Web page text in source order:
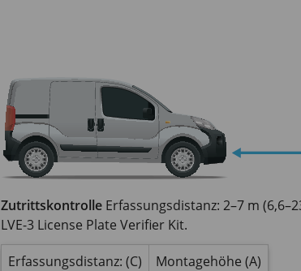
Zutrittskontrolle Erfassungsdistanz: 2–7 m
LVE-3 License Plate Verifier Kit.
Erfassungsdistanz: (C)
Montagehöhe (A)